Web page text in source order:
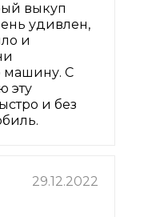
выкуп
удивлен,
и
машину. С
эту
и без
29.12.2022